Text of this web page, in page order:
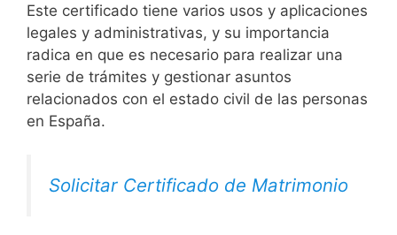
Este certificado tiene varios usos y aplicaciones
legales y administrativas, y su importancia
radica en que es necesario para realizar una
serie de trámites y gestionar asuntos
relacionados con el estado civil de las personas
en España.
Solicitar Certificado de Matrimonio